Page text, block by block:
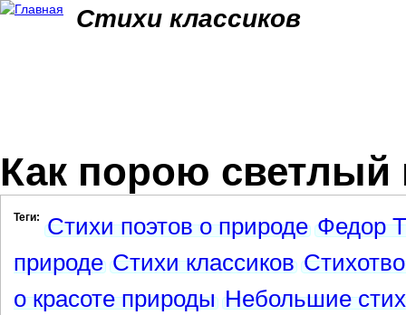
Стихи классиков
Как порою светлый
Теги: Стихи поэтов о природе Федор
природе Стихи классиков
о красоте природы Небольшие